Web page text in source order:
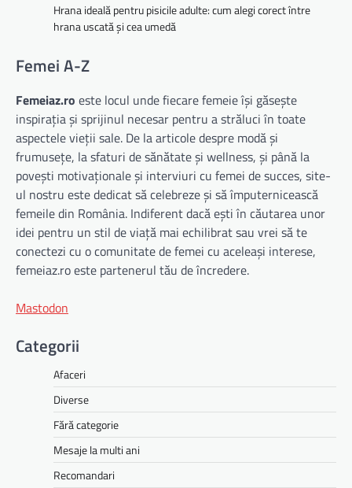
Hrana ideală pentru pisicile adulte: cum alegi corect între
hrana uscată și cea umedă
Femei A-Z
Femeiaz.ro este locul unde fiecare femeie își găsește
inspirația și sprijinul necesar pentru a străluci în toate
aspectele vieții sale. De la articole despre modă și
frumusețe, la sfaturi de sănătate și wellness, și până la
povești motivaționale și interviuri cu femei de succes, site-
ul nostru este dedicat să celebreze și să împuternicească
femeile din România. Indiferent dacă ești în căutarea unor
idei pentru un stil de viață mai echilibrat sau vrei să te
conectezi cu o comunitate de femei cu aceleași interese,
femeiaz.ro este partenerul tău de încredere.
Mastodon
Categorii
Afaceri
Diverse
Fără categorie
Mesaje la multi ani
Recomandari